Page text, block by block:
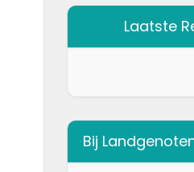
Laatste
Bij